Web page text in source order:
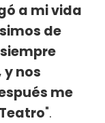
a mi vida
de
nos
me
".